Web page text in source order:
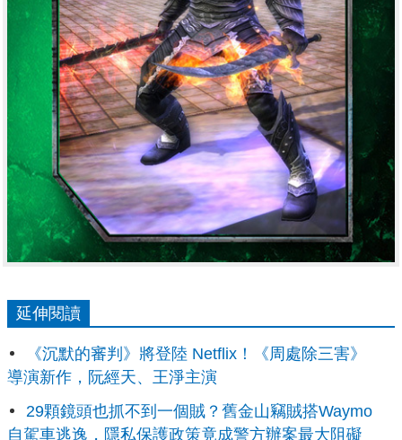
延伸閱讀
《沉默的審判》將登陸 Netflix！《周處除三害》
導演新作，阮經天、王淨主演
29顆鏡頭也抓不到一個賊？舊金山竊賊搭Waymo
自駕車逃逸，隱私保護政策竟成警方辦案最大阻礙